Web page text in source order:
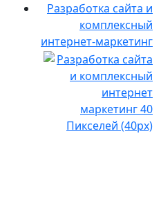
Разработка сайта и
комплексный
интернет-маркетинг